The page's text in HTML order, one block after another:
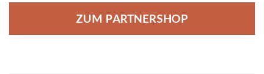
ZUM PARTNERSHOP